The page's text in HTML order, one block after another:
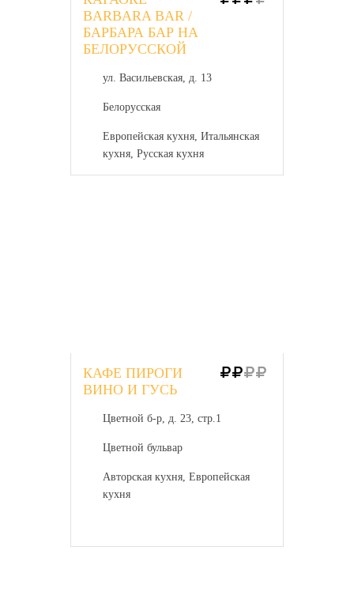
BARBARA BAR /
БАРБАРА БАР НА
БЕЛОРУССКОЙ
ул. Васильевская, д. 13
Белорусская
Европейская кухня, Итальянская
кухня, Русская кухня
КАФЕ ПИРОГИ
ВИНО И ГУСЬ
Цветной б-р, д. 23, стр.1
Цветной бульвар
Авторская кухня, Европейская
кухня